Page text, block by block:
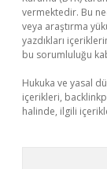
vermektedir. Bu
veya araştırma
yazdıkları
bu sorumluluğu
Hukuka ve yasal
içerikleri,
halinde, ilgili